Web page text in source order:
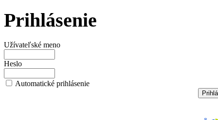
Prihlásenie
Užívateľské meno
Heslo
Automatické prihlásenie